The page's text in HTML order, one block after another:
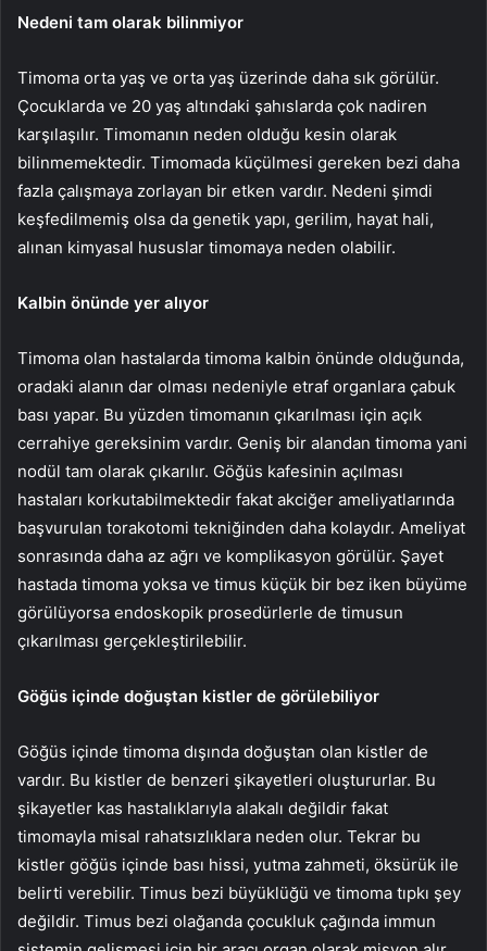
Nedeni tam olarak bilinmiyor
Timoma orta yaş ve orta yaş üzerinde daha sık görülür.
Çocuklarda ve 20 yaş altındaki şahıslarda çok nadiren
karşılaşılır. Timomanın neden olduğu kesin olarak
bilinmemektedir. Timomada küçülmesi gereken bezi daha
fazla çalışmaya zorlayan bir etken vardır. Nedeni şimdi
keşfedilmemiş olsa da genetik yapı, gerilim, hayat hali,
alınan kimyasal hususlar timomaya neden olabilir.
Kalbin önünde yer alıyor
Timoma olan hastalarda timoma kalbin önünde olduğunda,
oradaki alanın dar olması nedeniyle etraf organlara çabuk
bası yapar. Bu yüzden timomanın çıkarılması için açık
cerrahiye gereksinim vardır. Geniş bir alandan timoma yani
nodül tam olarak çıkarılır. Göğüs kafesinin açılması
hastaları korkutabilmektedir fakat akciğer ameliyatlarında
başvurulan torakotomi tekniğinden daha kolaydır. Ameliyat
sonrasında daha az ağrı ve komplikasyon görülür. Şayet
hastada timoma yoksa ve timus küçük bir bez iken büyüme
görülüyorsa endoskopik prosedürlerle de timusun
çıkarılması gerçekleştirilebilir.
Göğüs içinde doğuştan kistler de görülebiliyor
Göğüs içinde timoma dışında doğuştan olan kistler de
vardır. Bu kistler de benzeri şikayetleri oluştururlar. Bu
şikayetler kas hastalıklarıyla alakalı değildir fakat
timomayla misal rahatsızlıklara neden olur. Tekrar bu
kistler göğüs içinde bası hissi, yutma zahmeti, öksürük ile
belirti verebilir. Timus bezi büyüklüğü ve timoma tıpkı şey
değildir. Timus bezi olağanda çocukluk çağında immun